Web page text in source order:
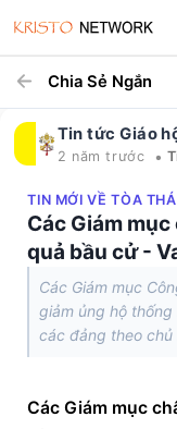
Chia Sẻ Ngắn
Tin tức Giáo
2 năm trước •
TIN MỚI VỀ TÒA
Các Giám
quả bầu cử -
Các Giám mục
giảm ủng hộ
các đảng theo chủ
Các Giám mục